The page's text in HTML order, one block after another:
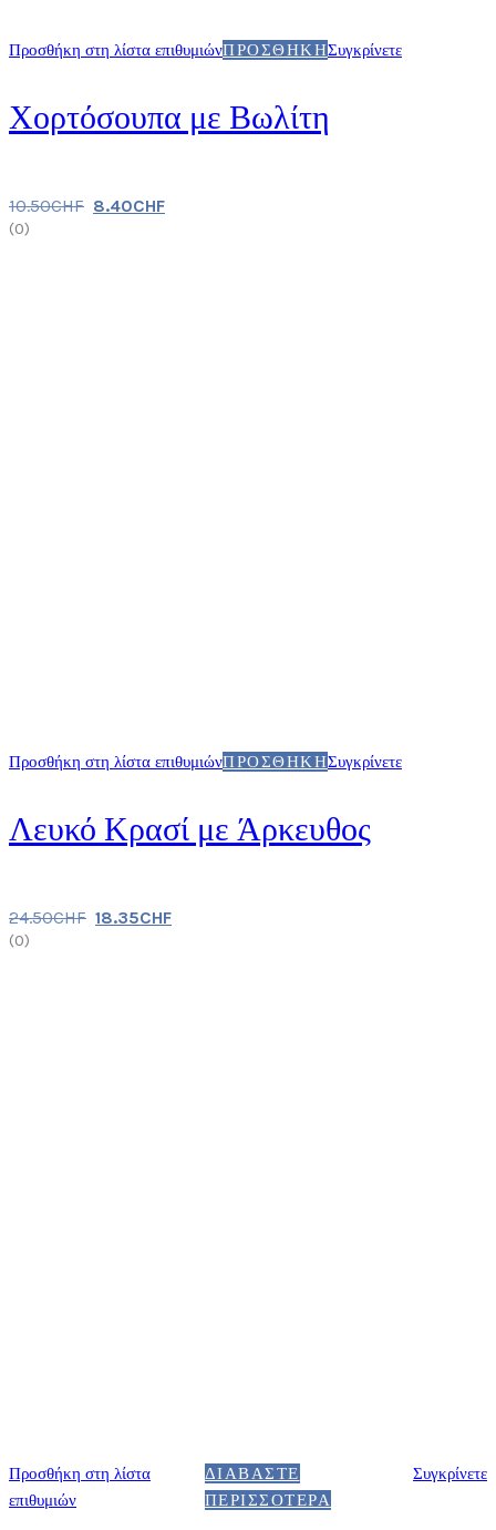
Προσθήκη στη λίστα επιθυμιώνΠΡΟΣΘΉΚΗΣυγκρίνετε
Χορτόσουπα με Βωλίτη
10.50CHF 8.40CHF
(0)
Προσθήκη στη λίστα επιθυμιώνΠΡΟΣΘΉΚΗΣυγκρίνετε
Λευκό Κρασί με Άρκευθος
24.50CHF 18.35CHF
(0)
Προσθήκη στη λίστα
επιθυμιών
ΔΙΑΒΆΣΤΕ
ΠΕΡΙΣΣΌΤΕΡΑ
Συγκρίνετε